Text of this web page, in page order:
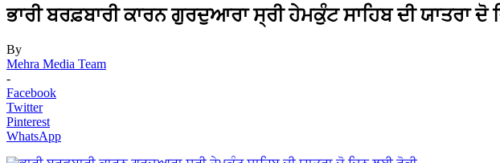
ਭਾਰੀ ਬਰਫ਼ਬਾਰੀ ਕਾਰਨ ਗੁਰਦੁਆਰਾ ਸ੍ਰੀ ਹੇਮਕੁੰਟ ਸਾਹਿਬ ਦੀ ਯਾਤਰਾ ਦੋ
By
Mehra Media Team
-
Facebook
Twitter
Pinterest
WhatsApp